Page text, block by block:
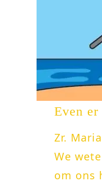
Even
Zr.
We
om ons